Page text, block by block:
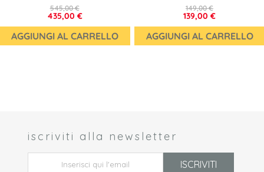
435,00 €
545,00 €
AGGIUNGI AL CARRELLO
139,00 €
149,00 €
AGGIUNGI AL CARRELLO
iscriviti alla newsletter
ISCRIVITI